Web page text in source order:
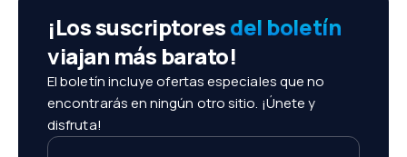
¡Los suscriptoresdel boletín
viajan más barato!
El boletín incluye ofertas especiales que no
encontrarás en ningún otro sitio. ¡Únete y
disfruta!
Tu dirección de email